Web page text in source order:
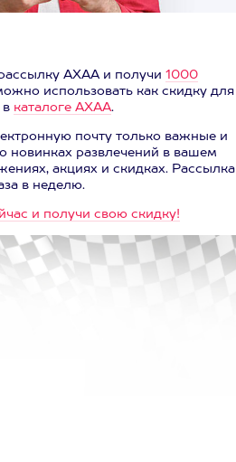
АХАА и получи 1000
использовать как скидку для
в каталоге АХАА.
почту только важные и
новинках развлечений в вашем
акциях и скидках. Рассылка
в неделю.
и получи свою скидку!